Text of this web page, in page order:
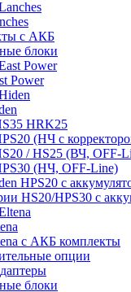
с АКБ
блоки
Power
HRK25
(НЧ с
/ HS25 (ВЧ, OFF-
(НЧ, OFF-Line)
HPS20 с
HS20/HPS30 с
с АКБ комплекты
опции
блоки